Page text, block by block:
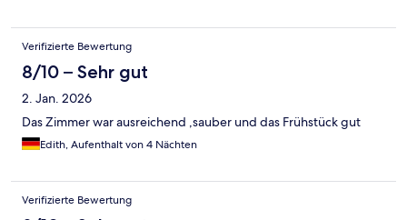
Verifizierte Bewertung
8/10 – Sehr gut
2. Jan. 2026
Das Zimmer war ausreichend ,sauber und das Frühstück gut
Edith, Aufenthalt von 4 Nächten
Verifizierte Bewertung